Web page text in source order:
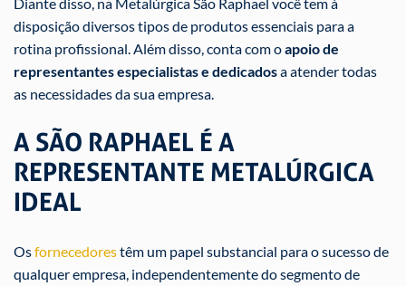
disposição diversos tipos de produtos essenciais para a
rotina profissional. Além disso, conta com oapoio de
representantes especialistas e dedicadosa atender todas
as necessidades da sua empresa.
A SÃO RAPHAEL É A
REPRESENTANTE METALÚRGICA
IDEAL
Osfornecedorestêm um papel substancial para o sucesso de
qualquer empresa, independentemente do segmento de